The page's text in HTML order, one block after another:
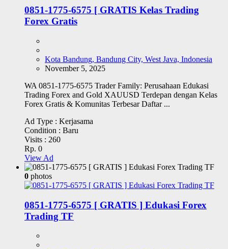
0851-1775-6575 [ GRATIS Kelas Trading
Forex Gratis
Kota Bandung, Bandung City, West Java, Indonesia
November 5, 2025
WA 0851-1775-6575 Trader Family: Perusahaan Edukasi
Trading Forex and Gold XAUUSD Terdepan dengan Kelas
Forex Gratis & Komunitas Terbesar Daftar ...
Ad Type : Kerjasama
Condition : Baru
Visits : 260
Rp. 0
View Ad
0 photos
0851-1775-6575 [ GRATIS ] Edukasi Forex
Trading TF